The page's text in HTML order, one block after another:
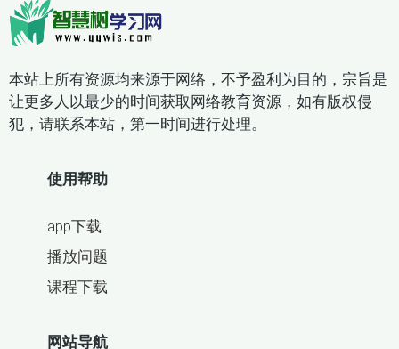
本站上所有资源均来源于网络，不予盈利为目的，宗旨是
让更多人以最少的时间获取网络教育资源，如有版权侵
犯，请联系本站，第一时间进行处理。
使用帮助
app下载
播放问题
课程下载
网站导航